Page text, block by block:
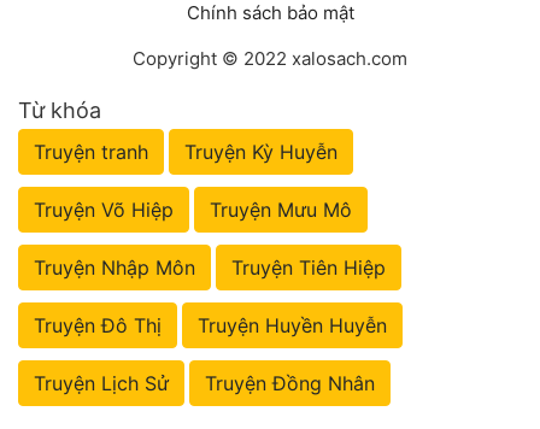
Chính sách bảo mật
Copyright © 2022 xalosach.com
Từ khóa
Truyện tranh Truyện Kỳ Huyễn
Truyện Võ Hiệp Truyện Mưu Mô
Truyện Nhập Môn Truyện Tiên Hiệp
Truyện Đô Thị Truyện Huyền Huyễn
Truyện Lịch Sử Truyện Đồng Nhân